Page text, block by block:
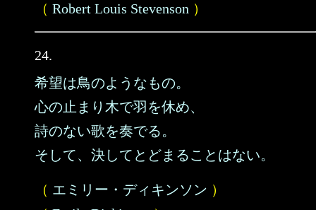
（ Robert Louis Stevenson ）
24.
希望は鳥のようなもの。
心の止まり木で羽を休め、
詩のない歌を奏でる。
そして、決してとどまることはない。
（ エミリー・ディキンソン ）